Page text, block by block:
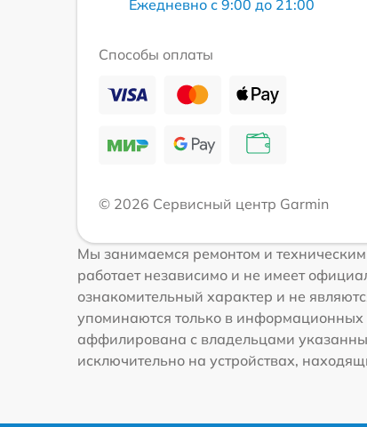
Ежедневно с 9:00 до 21:00
Способы оплаты
© 2026 Сервисный центр Garmin
Мы занимаемся ремонтом и
работает независимо и не имеет
ознакомительный характер и не
упоминаются только в
аффилирована с владельцами
исключительно на устройствах,